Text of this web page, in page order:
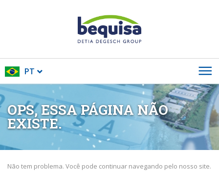
PT
OPS, ESSA PÁGINA NÃO
EXISTE.
Não tem problema. Você pode continuar navegando pelo nosso site.